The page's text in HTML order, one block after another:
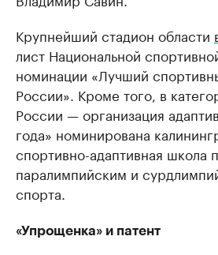
Крупнейший стадион области
лист Национальной
номинации «Лучший
России». Кроме того, в
России — организация
года» номинирована
спортивно-адаптивная школа
паралимпийским и
спорта.
«Упрощенка» и патент